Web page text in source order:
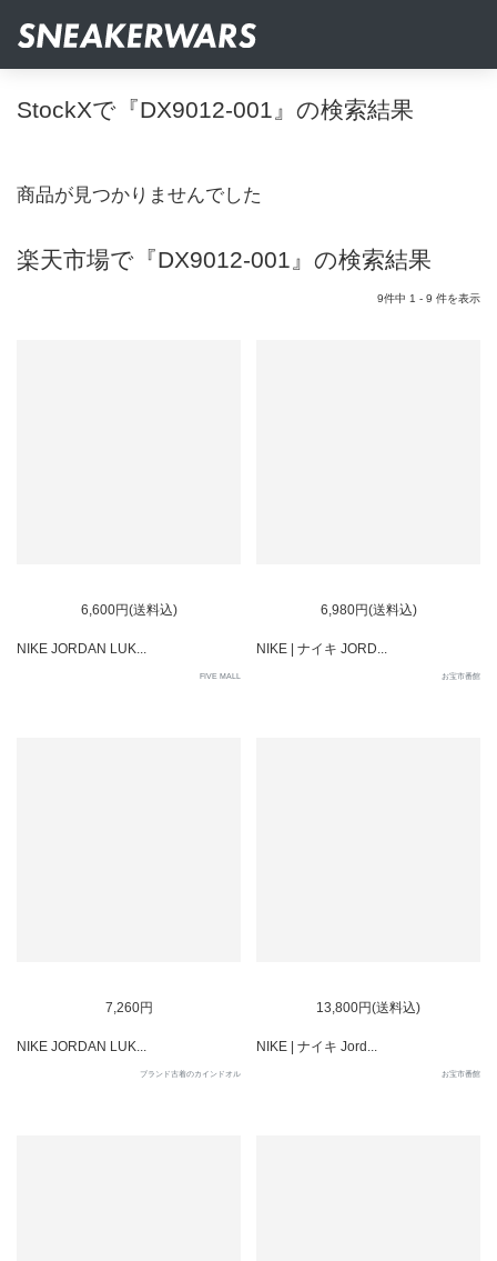
StockXで『DX9012-001』の検索結果
商品が見つかりませんでした
楽天市場で『DX9012-001』の検索結果
9件中 1 - 9 件を表示
6,600円(送料込)
NIKE JORDAN LUK...
FIVE MALL
6,980円(送料込)
NIKE | ナイキ JORD...
お宝市番館
7,260円
NIKE JORDAN LUK...
ブランド古着のカインドオル
13,800円(送料込)
NIKE | ナイキ Jord...
お宝市番館